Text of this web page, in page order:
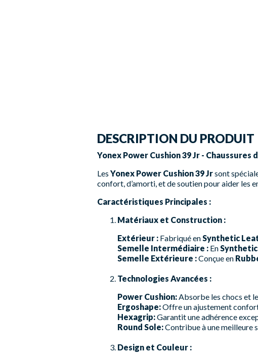
DESCRIPTION DU PRODUIT
Yonex Power Cushion 39 Jr -
Les Yonex Power Cushion 39 Jrsont
confort, d’amorti, et de soutien pour aider les
Caractéristiques Principales :
Matériaux et Construction :
Extérieur : Fabriqué enSynthetic
Semelle Intermédiaire : EnSynthetic
Semelle Extérieure :Conçue en
Technologies Avancées :
Power Cushion:Absorbe les chocs et
Ergoshape:Offre un ajustement
Hexagrip:Garantit une adhérence
Round Sole:Contribue à une meilleure
Design et Couleur :